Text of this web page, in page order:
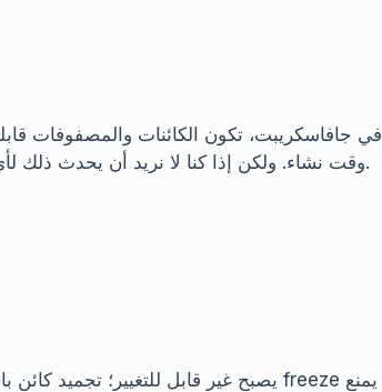
في جافاسكريبت، تكون الكائنات والمصفوفات
وقت نشاء. ولكن إذا كنا لا نريد أن يحدث ذلك لأي سبب من الأسباب ونرغب في جعل الكائن غير قابل للتغيير.